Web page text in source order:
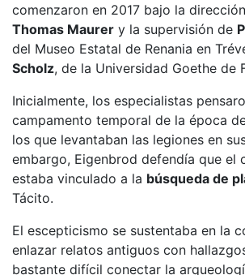
comenzaron en 2017 bajo la
Thomas Maurer y la supervisión de
del Museo Estatal de Renania en
Scholz, de la Universidad Goethe de
Inicialmente, los especialistas
campamento temporal de la época
los que levantaban las legiones en
embargo, Eigenbrod defendía que el
estaba vinculado a la búsqueda de
Tácito.
El escepticismo se sustentaba en la
enlazar relatos antiguos con
bastante difícil conectar la